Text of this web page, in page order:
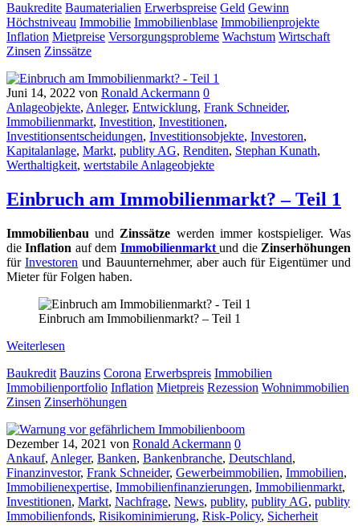
Baukredite Baumaterialien Erwerbspreise Geld Gewinn
Höchstniveau Immobilie Immobilienblase Immobilienprojekte
Inflation Mietpreise Versorgungsprobleme Wachstum Wirtschaft
Zinsen Zinssätze
Juni 14, 2022 von Ronald Ackermann 0
Anlageobjekte, Anleger, Entwicklung, Frank Schneider,
Immobilienmarkt, Investition, Investitionen,
Investitionsentscheidungen, Investitionsobjekte, Investoren,
Kapitalanlage, Markt, publity AG, Renditen, Stephan Kunath,
Werthaltigkeit, wertstabile Anlageobjekte
Einbruch am Immobilienmarkt? – Teil 1
Immobilienbau und Zinssätze werden immer kostspieliger. Was
dieInflation auf dem Immobilienmarkt und die Zinserhöhungen
fürInvestoren und Bauunternehmer, aber auch für Eigentümer und
Mieter für Folgen haben.
Einbruch am Immobilienmarkt? – Teil 1
Weiterlesen
Baukredit Bauzins Corona Erwerbspreis Immobilien
Immobilienportfolio Inflation Mietpreis Rezession Wohnimmobilien
Zinsen Zinserhöhungen
Dezember 14, 2021 von Ronald Ackermann 0
Ankauf, Anleger, Banken, Bankenbranche, Deutschland,
Finanzinvestor, Frank Schneider, Gewerbeimmobilien, Immobilien,
Immobilienexpertise, Immobilienfinanzierungen, Immobilienmarkt,
Investitionen, Markt, Nachfrage, News, publity, publity AG, publity
Immobilienfonds, Risikominimierung, Risk-Policy, Sicherheit